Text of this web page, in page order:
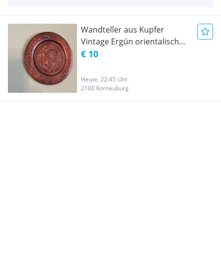
Wandteller aus Kupfer
Vintage Ergün orientalisch
handarbeit
€ 10
Heute, 22:45 Uhr
2100 Korneuburg